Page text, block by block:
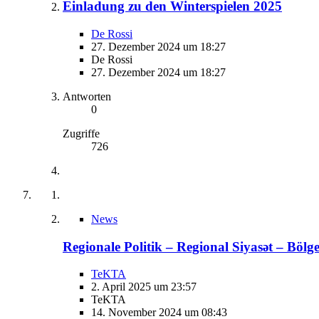
Einladung zu den Winterspielen 2025
De Rossi
27. Dezember 2024 um 18:27
De Rossi
27. Dezember 2024 um 18:27
Antworten
0
Zugriffe
726
News
Regionale Politik – Regional Siyasət –
TeKTA
2. April 2025 um 23:57
TeKTA
14. November 2024 um 08:43